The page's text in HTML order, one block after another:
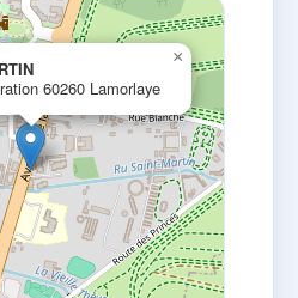
60260 Lamorlaye
×